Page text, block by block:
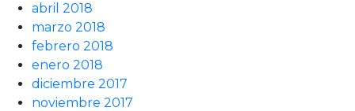
abril 2018
marzo 2018
febrero 2018
enero 2018
diciembre 2017
noviembre 2017